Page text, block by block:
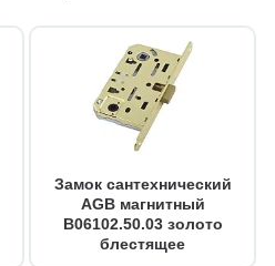
Замок сантехнический
AGB магнитный
B06102.50.03 золото
блестящее